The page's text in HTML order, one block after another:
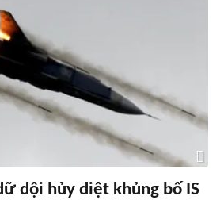
dội hủy diệt khủng bố IS